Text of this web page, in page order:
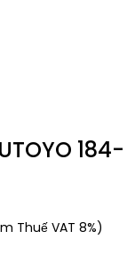
184-
Thuế VAT 8%)